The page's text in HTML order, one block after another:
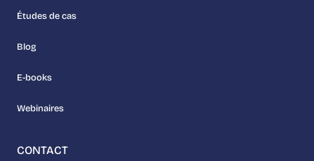
Études de cas
Blog
E-books
Webinaires
CONTACT